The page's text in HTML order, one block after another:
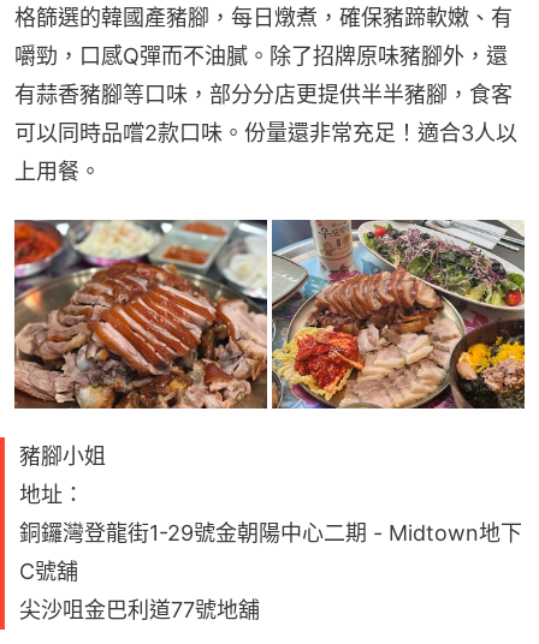
格篩選的韓國產豬腳，每日燉煮，確保豬蹄軟嫩、有
嚼勁，口感Q彈而不油膩。除了招牌原味豬腳外，還
有蒜香豬腳等口味，部分分店更提供半半豬腳，食客
可以同時品嚐2款口味。份量還非常充足！適合3人以
上用餐。
豬腳小姐
地址：
銅鑼灣登龍街1-29號金朝陽中心二期 - Midtown地下
C號舖
尖沙咀金巴利道77號地舖